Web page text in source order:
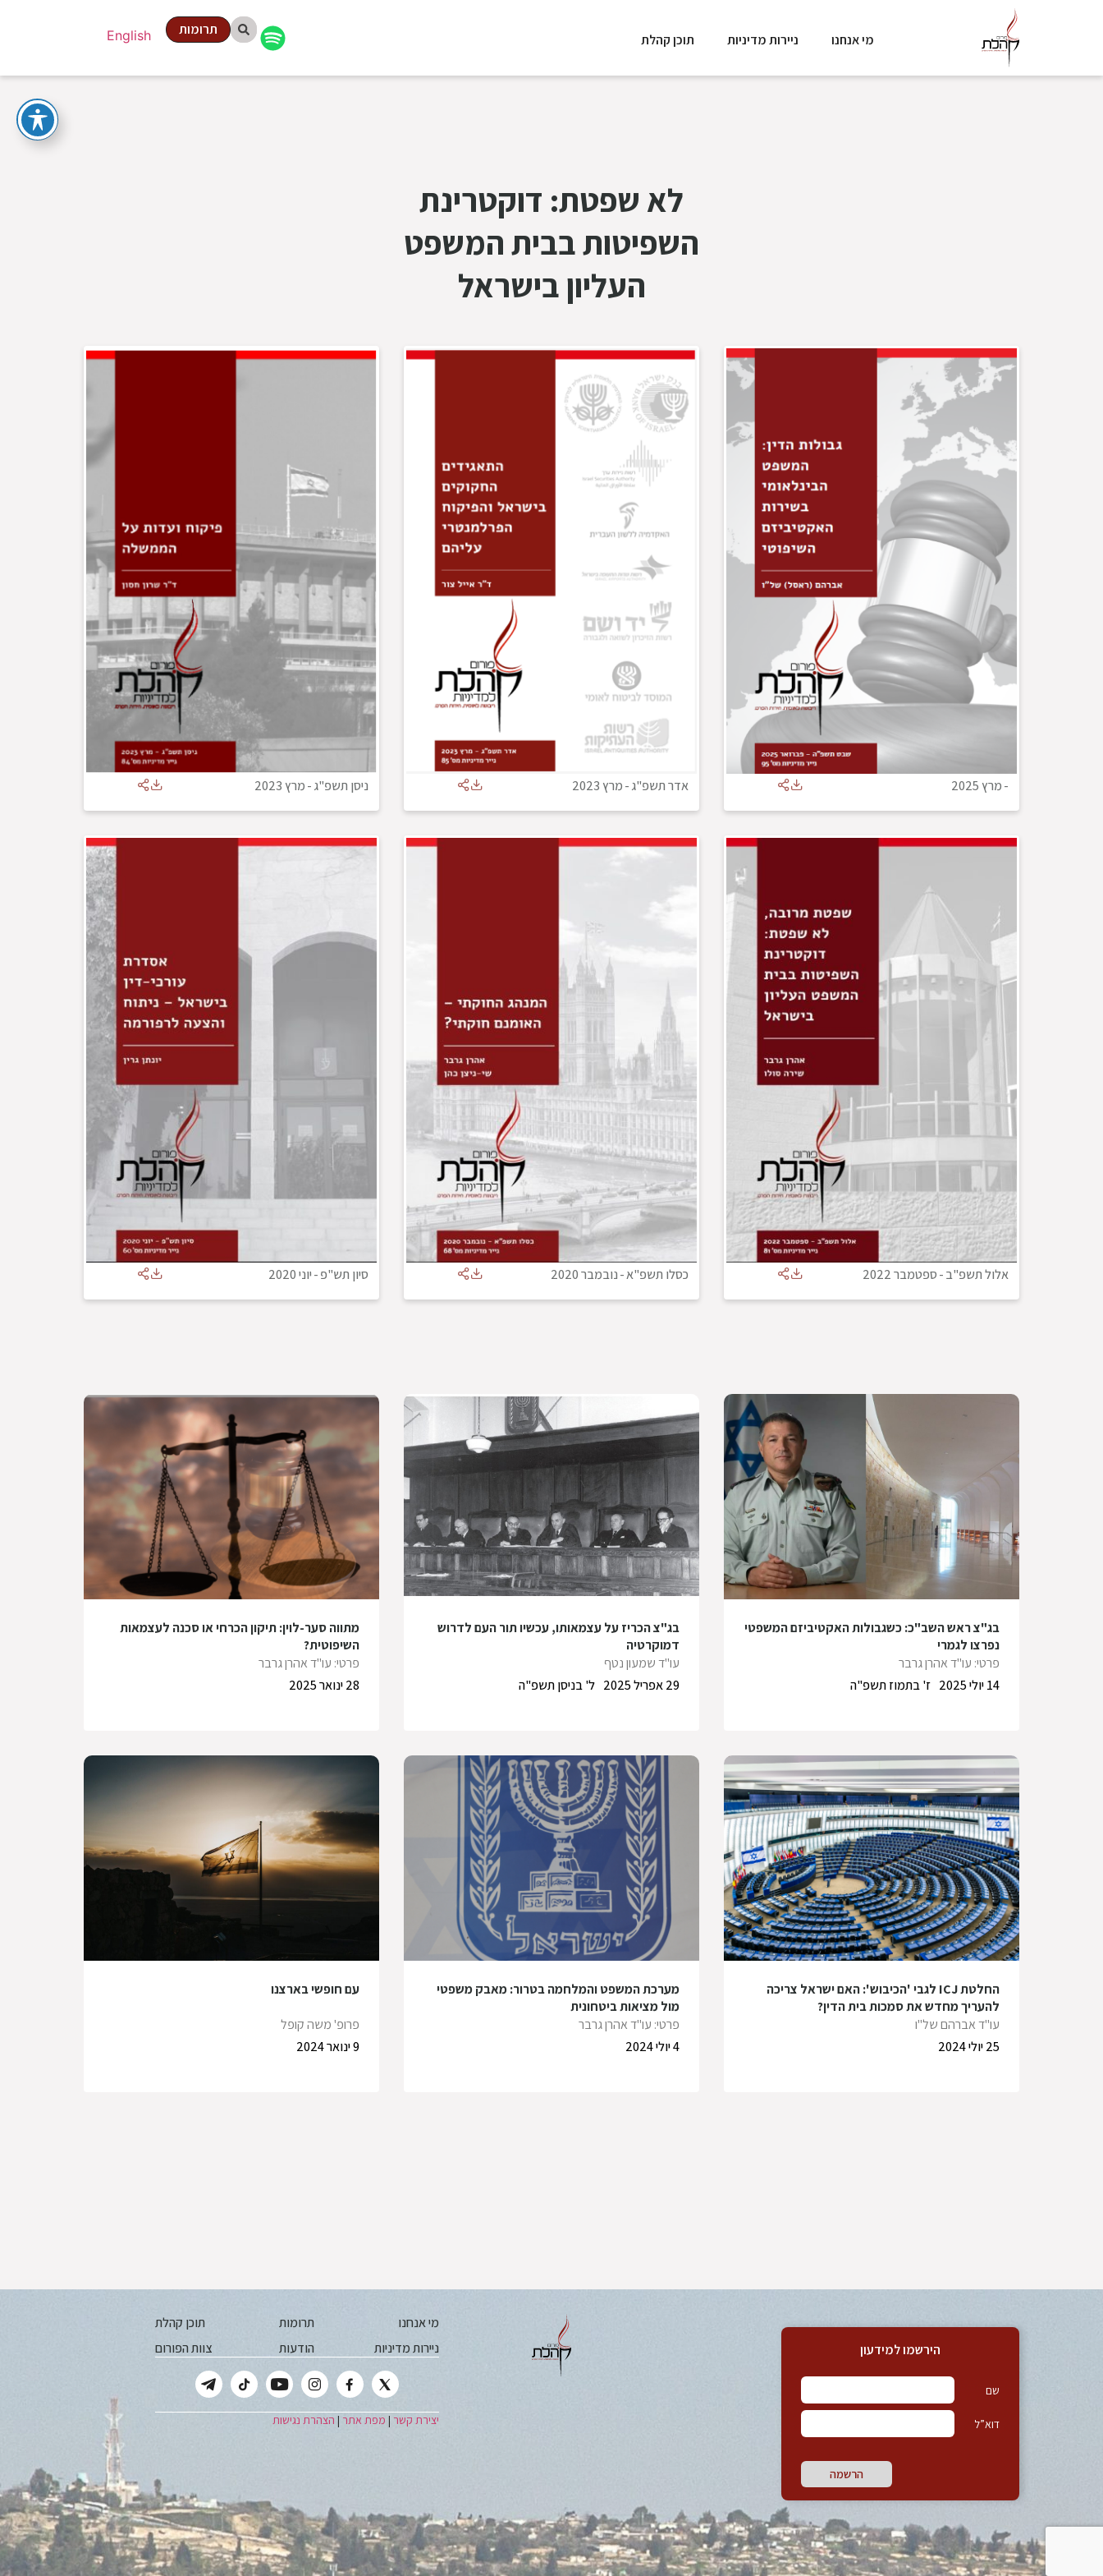
מי אנחנו ניירות מדיניות תוכן קהלת English תרומות
לא שפטת: דוקטרינת
השפיטות בבית המשפט
העליון בישראל
-מרץ 2025 אדר תשפ"ג-מרץ 2023 ניסן תשפ"ג-מרץ 2023
אלול תשפ"ב-ספטמבר 2022 כסלו תשפ"א-נובמבר 2020 סיון תש"פ-יוני 2020
בג"צ ראש השב"כ: כשגבולות האקטיביזם המשפטי
נפרצו לגמרי
פרטי: עו"ד אהרן גרבר
ז' בתמוז תשפ"ה
14 יולי 2025
בג"צ הכריז על עצמאותו, עכשיו תור העם לדרוש
דמוקרטיה
עו"ד שמעון נטף
ל' בניסן תשפ"ה
29 אפריל 2025
מתווה סער-לוין: תיקון הכרחי או סכנה לעצמאות
השיפוטית?
פרטי: עו"ד אהרן גרבר
28 ינואר 2025
החלטת ICJ לגבי 'הכיבוש': האם ישראל צריכה
להעריך מחדש את סמכות בית הדין?
עו"ד אברהם של"ו
25 יולי 2024
מערכת המשפט והמלחמה בטרור: מאבק משפטי
מול מציאות ביטחונית
פרטי: עו"ד אהרן גרבר
4 יולי 2024
עם חופשי בארצנו
פרופ' משה קופל
9 ינואר 2024
הירשמו למידעון
שם
דוא”ל
הרשמה
מי אנחנו תרומות
תוכן קהלת
ניירות מדיניות
הודעות צוות הפורום
יצירת קשר | מפת אתר | הצהרת נגישות